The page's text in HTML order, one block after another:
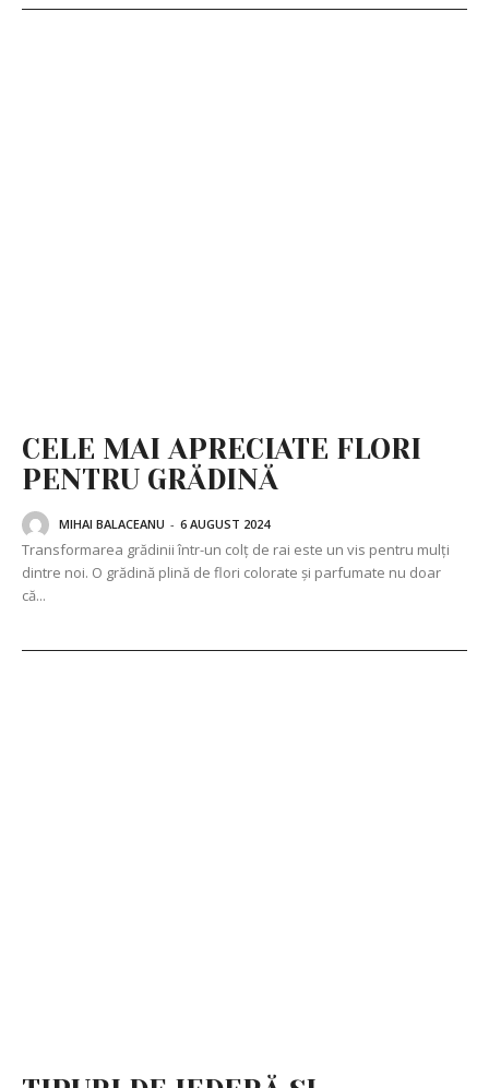
CELE MAI APRECIATE FLORI
PENTRU GRĂDINĂ
MIHAI BALACEANU - 6 AUGUST 2024
Transformarea grădinii într-un colț de rai este un vis pentru mulți
dintre noi. O grădină plină de flori colorate și parfumate nu doar
că...